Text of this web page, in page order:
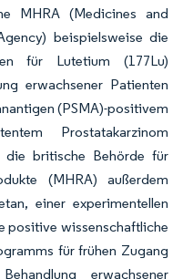
MHRA (Medicines and
beispielsweise die
für Lutetium (177Lu)
erwachsener Patienten
(PSMA)-positivem
Prostatakarzinom
britische Behörde für
(MHRA) außerdem
einer experimentellen
positive wissenschaftliche
für frühen Zugang
erwachsener